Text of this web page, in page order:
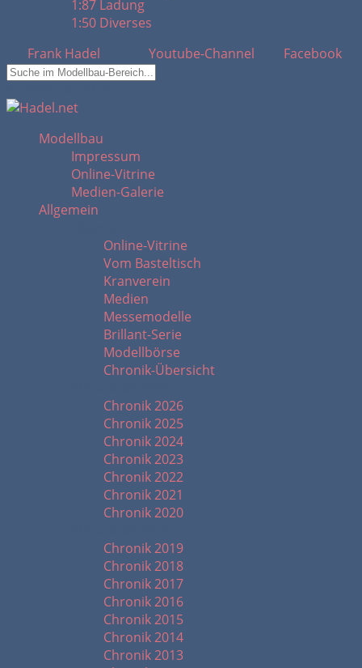
1:87 Ladung
1:50 Diverses
Frank Hadel
Youtube-Channel Facebook
Modellbau
Impressum
Online-Vitrine
Medien-Galerie
Allgemein
Online-Vitrine
Vom Basteltisch
Kranverein
Medien
Messemodelle
Brillant-Serie
Modellbörse
Chronik-Übersicht
Chronik 2026
Chronik 2025
Chronik 2024
Chronik 2023
Chronik 2022
Chronik 2021
Chronik 2020
Chronik 2019
Chronik 2018
Chronik 2017
Chronik 2016
Chronik 2015
Chronik 2014
Chronik 2013